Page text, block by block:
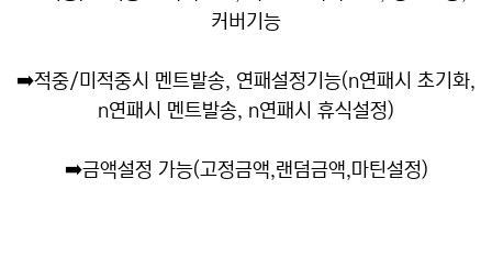
커버기능
➡️적중/미적중시 멘트발송, 연패설정기능(n연패시 초기화,
n연패시 멘트발송, n연패시 휴식설정)
➡️금액설정 가능(고정금액,랜덤금액,마틴설정)